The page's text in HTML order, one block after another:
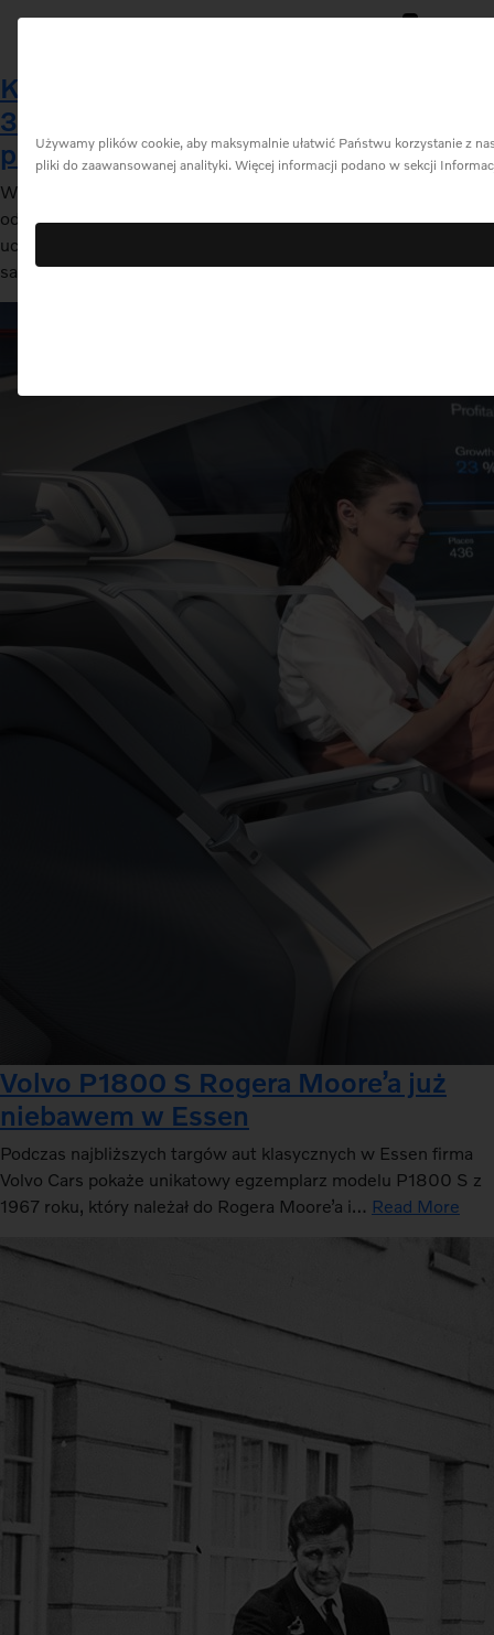
Używamy plików cookie, aby maksymalnie ułatwić Państwu korzystanie z
pliki do zaawansowanej analityki. Więcej informacji podano w sekcji
Koncept pojazdu autonomicznego
360c Volvo Cars: czyli nie lataj,
pojedź!
Wyobraź sobie świat, w którym długie podróże mógłbyś
odbywać bez konieczności odwiedzania lotnisk. Bez ich tłoku,
uciążliwej kontroli bezpieczeństwa, kolejek i ciasnych kabin
samolotów… Zamiast…Read More
Volvo P1800 S Rogera Moore’a już
niebawem w Essen
Podczas najbliższych targów aut klasycznych w Essen firma
Volvo Cars pokaże unikatowy egzemplarz modelu P1800 S z
1967 roku, który należał do Rogera Moore’a i… Read More